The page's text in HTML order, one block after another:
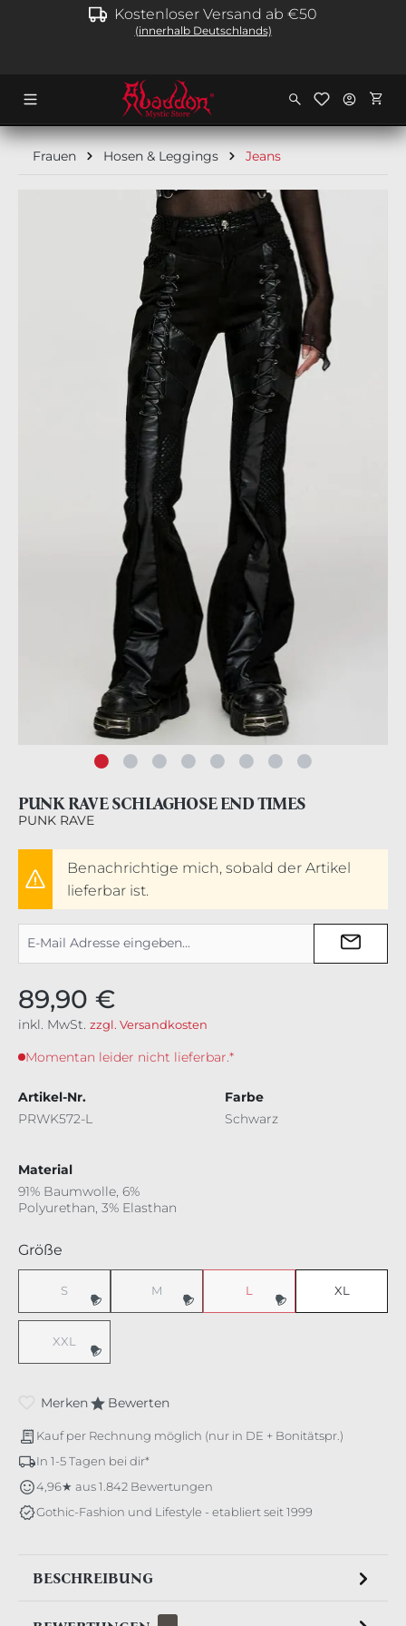
springen Kostenloser Versand ab €50
(innerhalb Deutschlands)
Frauen Hosen & Leggings Jeans
Bildergalerie überspringen
PUNK RAVE SCHLAGHOSE END TIMES
PUNK RAVE
Benachrichtige mich, sobald der Artikel
lieferbar ist.
89,90 €
inkl. MwSt. zzgl. Versandkosten
Momentan leider nicht lieferbar.*
Artikel-Nr.
PRWK572-L
Farbe
Schwarz
Material
91% Baumwolle, 6%
Polyurethan, 3% Elasthan
Größe
S(Diese Option ist zurzeit nicht verfügbar.)
M(Diese Option ist zurzeit nicht verfügbar.)
L(Diese Option ist zurzeit nicht
XL
XXL(Diese Option ist zurzeit nicht verfügbar.)
Merken Bewerten
Kauf per Rechnung möglich (nur in DE + Bonitätspr.)
In 1-5 Tagen bei dir*
4,96★ aus 1.842 Bewertungen
Gothic-Fashion und Lifestyle - etabliert seit 1999
BESCHREIBUNG